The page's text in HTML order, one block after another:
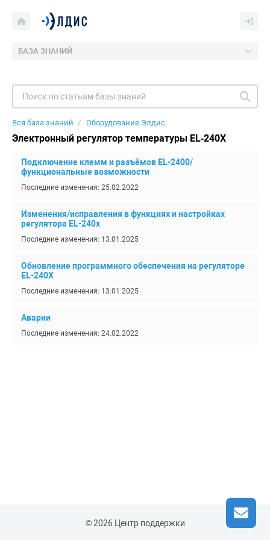
БАЗА ЗНАНИЙ
Вся база знаний Оборудование Элдис
Электронный регулятор температуры EL‑240X
Подключение клемм и разъёмов EL-2400/
функциональные возможности
Последние изменения: 25.02.2022
Изменения/исправления в функциях и настройках
регулятора EL-240х
Последние изменения: 13.01.2025
Обновление программного обеспечения на регуляторе
EL-240Х
Последние изменения: 13.01.2025
Аварии
Последние изменения: 24.02.2022
© 2026 Центр поддержки